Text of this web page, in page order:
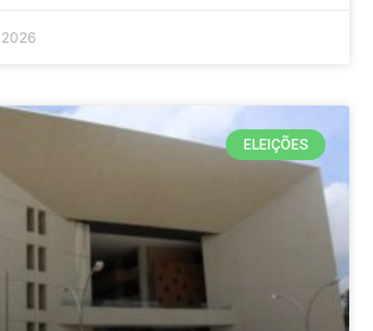
ELEIÇÕES